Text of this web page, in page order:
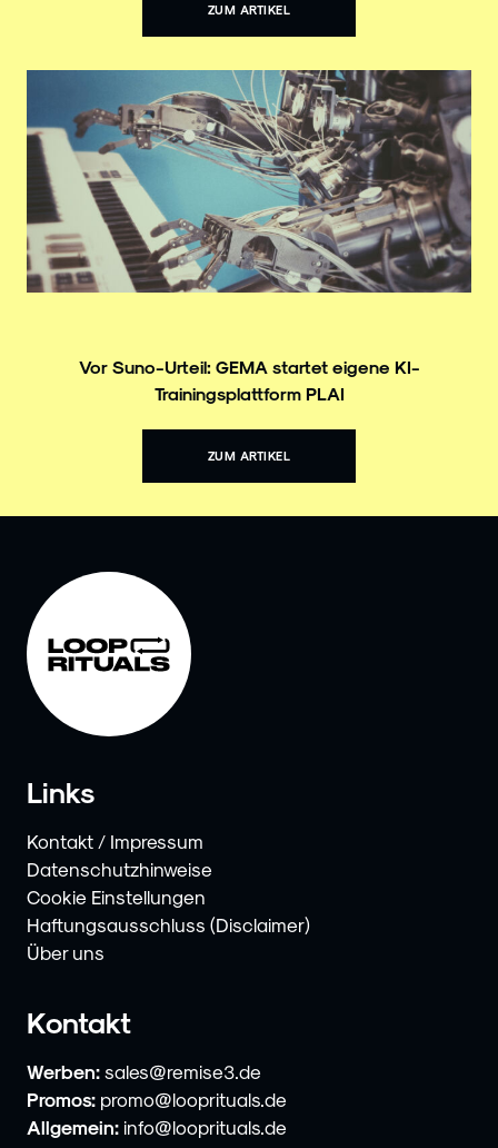
ZUM ARTIKEL
Vor Suno-Urteil: GEMA startet eigene KI-
Trainingsplattform PLAI
ZUM ARTIKEL
Links
Kontakt / Impressum
Datenschutzhinweise
Cookie Einstellungen
Haftungsausschluss (Disclaimer)
Über uns
Kontakt
Werben: sales@remise3.de
Promos: promo@looprituals.de
Allgemein: info@looprituals.de